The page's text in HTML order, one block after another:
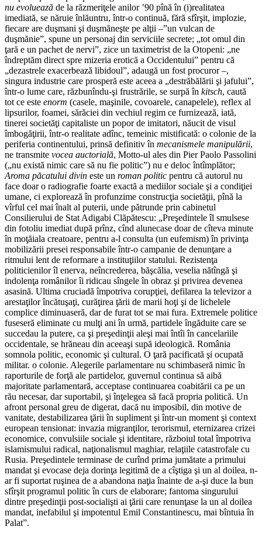
nu evoluează de la răzmeriţele anilor ’90 pînă în (i)realitatea
imediată, se năruie înlăuntru, într-o continuă, fără sfîrşit, implozie,
fiecare are duşmani şi duşmăneşte pe alţii –”un vulcan de
duşmănie”, spune un personaj din serviciile secrete; „tot omul din
ţară e un pachet de nervi”, zice un taximetrist de la Otopeni: „ne
îndreptăm direct spre mizeria erotică a Occidentului” pentru că
„dezastrele exacerbează libidoul”, adaugă un fost procuror –,
singura industrie care prosperă este aceea a „destrăbălării şi jafului”,
într-o lume care, răzbunîndu-şi frustrările, se surpă în kitsch, caută
tot ce este enorm (casele, maşinile, covoarele, canapelele), reflex al
lipsurilor, foamei, sărăciei din vechiul regim ce furnizează, iată,
tinerei societăţi capitaliste un popor de imitatori, năucit de visul
îmbogăţirii, într-o realitate adînc, temeinic mistificată: o colonie de la
periferia continentului, prinsă definitiv în mecanismele manipulării,
ne transmite vocea auctorială, Motto-ul ales din Pier Paolo Passolini
(„nu există nimic care să nu fie politic”) nu e deloc întîmplător;
Aroma păcatului divin este un roman politic pentru că autorul nu
face doar o radiografie foarte exactă a mediilor sociale şi a condiţiei
umane, ci explorează în profunzime construcţia societăţii, pînă la
vîrful cel mai înalt al puterii, unde pătrunde prin cabinetul
Consilierului de Stat Adigabi Clăpătescu: „Preşedintele îl smulsese
din fotoliu imediat după prînz, cînd alunecase doar de cîteva minute
în moţăiala creatoare, pentru a-l consulta (un eufemism) în privinţa
mobilizării presei responsabile într-o campanie de denunţare a
ritmului lent de reformare a instituţiilor statului. Rezistenţa
politicienilor îl enerva, neîncrederea, băşcălia, veselia nătîngă şi
indolenţa românilor îi ridicau sîngele în obraz şi privirea devenea
asasină. Ultima cruciadă împotriva corupţiei, defilarea la televizor a
arestaţilor încătuşaţi, curăţirea ţării de marii hoţi şi de lichelele
complice diminuaseră, dar de furat tot se mai fura. Extremele politice
fuseseră eliminate cu mulţi ani în urmă, partidele îngăduite care se
succedau la putere, ca şi preşedinţii aleşi mai întîi în cancelariile
occidentale, se hrăneau din aceeaşi supă ideologică. România
somnola politic, economic şi cultural. O ţară pacificată şi ocupată
militar. o colonie. Alegerile parlamentare nu schimbaseră nimic în
raporturile de forţă ale partidelor, guvernul continua să aibă
majoritate parlamentară, acceptase continuarea coabitării ca pe un
rău nece­sar, dar suportabil, şi înţelegea să facă propria politică. Un
afront personal greu de digerat, dacă nu imposibil, din motive de
vanitate, destabilizarea ţării în supliment şi într-un moment şi context
european tensionat: invazia migranţilor, terorismul, eternizarea crizei
economice, convulsiile sociale şi identitare, războiul total împotriva
islamismului radical, naţionalismul maghiar, relaţiile catastrofale cu
Rusia. Preşedintele terminase de curînd prima jumătate a primului
mandat şi evocase deja dorinţa legitimă de a cîştiga şi un al doilea, n-
ar fi suportat ruşinea de a abandona naţia înainte de a-şi duce la bun
sfîrşit programul politic în curs de elaborare; fantoma singurului
dintre preşedinţii post-socialişti ai ţării care renunţase la un al doilea
mandat, inefabilul şi impotentul Emil Constantinescu, mai bîntuia în
Palat”.